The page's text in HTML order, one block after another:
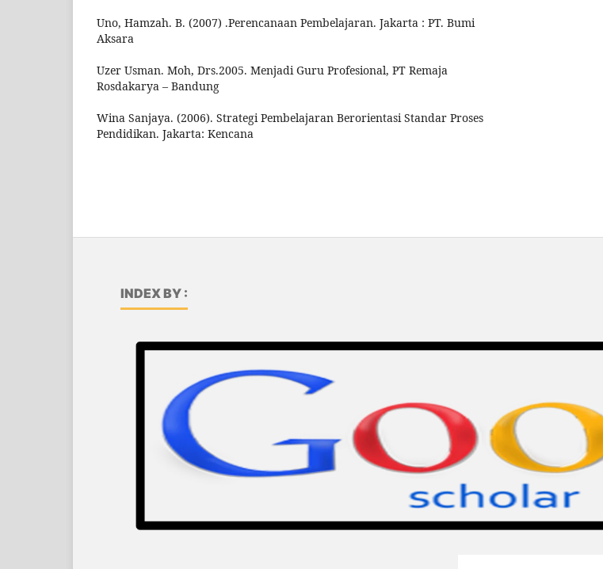
Uno, Hamzah. B. (2007) .Perencanaan Pembelajaran. Jakarta : PT. Bumi
Aksara
Uzer Usman. Moh, Drs.2005. Menjadi Guru Profesional, PT Remaja
Rosdakarya – Bandung
Wina Sanjaya. (2006). Strategi Pembelajaran Berorientasi Standar Proses
Pendidikan. Jakarta: Kencana
INDEX BY :